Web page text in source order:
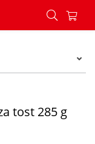
za tost 285 g -
tost 285 g